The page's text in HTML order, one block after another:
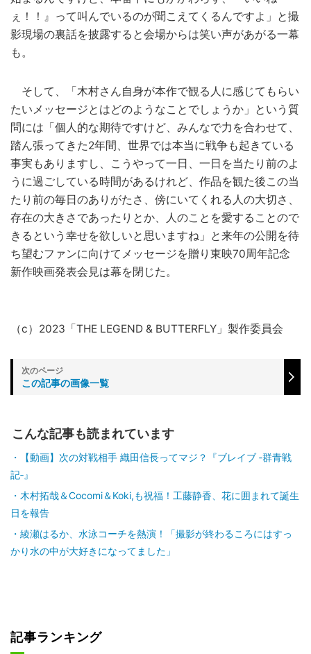
ぇ！！』って叫んでいるのが聞こえてくるんですよ」と撮
影現場の裏話を披露すると会場からは笑い声があがる一幕
も。
そして、「木村さん自身が本作で観る人に感じてもらい
たいメッセージとはどのようなことでしょうか」という質
問には「個人的な期待ですけど、みんなで力を合わせて、
踏ん張ってきた2年間、世界では本当に戦争も起きている
事実もありますし、こうやって一日、一日を当たり前のよ
うに過ごしている時間があるけれど、作品を観た後この当
たり前の毎日のありがたさ、傍にいてくれる人の大切さ、
存在の大きさであったりとか、人のことを愛することので
きるという幸せを欲しいと思いますね」と来年の公開を待
ち望むファンに向けてメッセージを贈り東映70周年記念
新作映画発表会見は幕を閉じた。
（c）2023「THE LEGEND & BUTTERFLY」製作委員会
この記事の画像一覧
こんな記事も読まれています
【動画】次の対戦相手 織田信長ってマジ？『ブレイブ ‐群青戦
記‐』
木村拓哉＆Cocomi＆Koki,も祝福！工藤静香、花に囲まれて誕生
日を報告
綾瀬はるか、水泳コーチを熱演！「撮影が終わるころにはすっ
かり水の中が大好きになってました」
記事ランキング